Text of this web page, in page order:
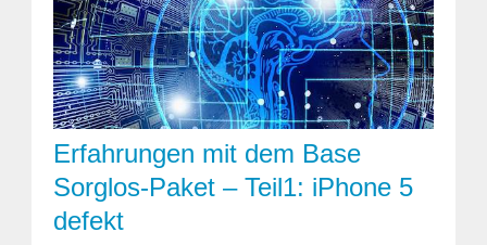
Erfahrungen mit dem Base
Sorglos-Paket – Teil1: iPhone 5
defekt